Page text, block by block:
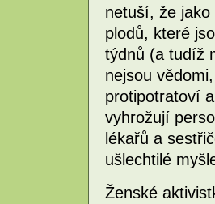
netuší, že
plodů, které
týdnů (a tudíž
nejsou
protipotratoví
vyhrožují
lékařů a
ušlechtilé
Ženské